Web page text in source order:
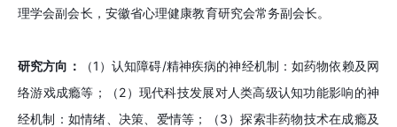
理学会副会长，安徽省心理健康教育研究会常务副会长。
研究方向：
（1）认知障碍/精神疾病的神经机制：如药物依赖及网
络游戏成瘾等；（2）现代科技发展对人类高级认知功能影响的神
经机制：如情绪、决策、爱情等；（3）探索非药物技术在成瘾及